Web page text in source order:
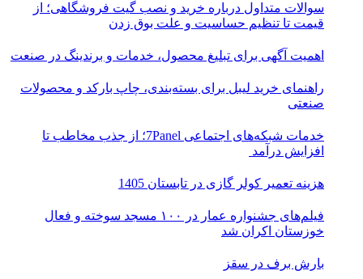
سوالات متداول درباره خرید و نصب گیت فروشگاهی؛ از
قیمت تا تنظیم حساسیت و علت بوق زدن
اهمیت آگهی برای تبلیغ محصول، خدمات و برندینگ در صنعت
راهنمای خرید لیبل برای بسته‌بندی، چاپ بارکد و محصولات
صنعتی
خدمات شبکه‌های اجتماعی 7Panel؛ از جذب مخاطب تا
افزایش درآمد
هزینه تعمیر کولر گازی در تابستان 1405
فیلم‌های جشنواره عمار در ۱۰۰ مسجد سوخته و فعال
خوزستان اکران شد
بارش برف در سقز